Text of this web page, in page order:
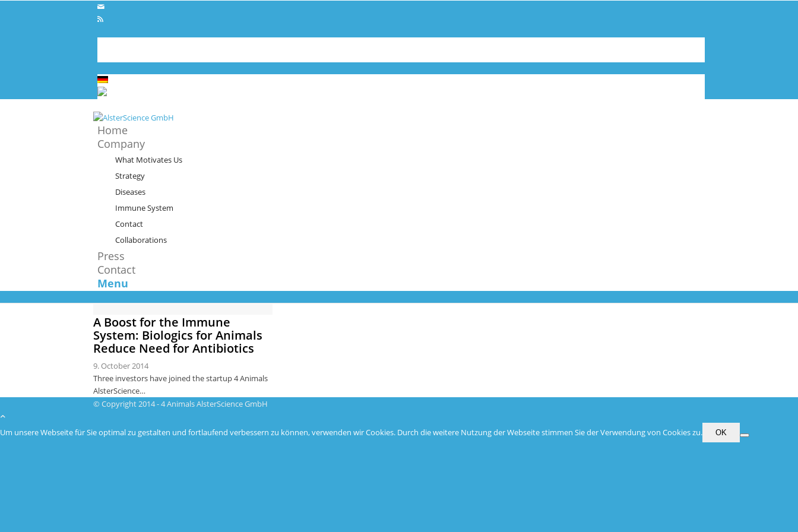
Home
Company
What Motivates Us
Strategy
Diseases
Immune System
Contact
Collaborations
Press
Contact
Menu
A Boost for the Immune
System: Biologics for Animals
Reduce Need for Antibiotics
9. October 2014
Three investors have joined the startup 4 Animals
AlsterScience…
© Copyright 2014 - 4 Animals AlsterScience GmbH
Um unsere Webseite für Sie optimal zu gestalten und fortlaufend verbessern zu können, verwenden wir Cookies. Durch die weitere Nutzung der Webseite stimmen Sie der Verwendung von Cookies zu. OK